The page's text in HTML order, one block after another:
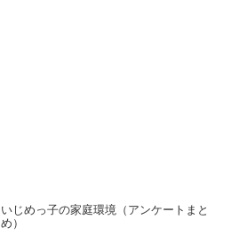
いじめっ子の家庭環境（アンケートまと
め）